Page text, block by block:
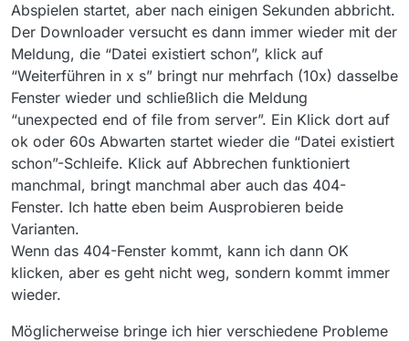
Abspielen startet, aber nach einigen Sekunden abbricht.
Der Downloader versucht es dann immer wieder mit der
Meldung, die “Datei existiert schon”, klick auf
“Weiterführen in x s” bringt nur mehrfach (10x) dasselbe
Fenster wieder und schließlich die Meldung
“unexpected end of file from server”. Ein Klick dort auf
ok oder 60s Abwarten startet wieder die “Datei existiert
schon”-Schleife. Klick auf Abbrechen funktioniert
manchmal, bringt manchmal aber auch das 404-
Fenster. Ich hatte eben beim Ausprobieren beide
Varianten.
Wenn das 404-Fenster kommt, kann ich dann OK
klicken, aber es geht nicht weg, sondern kommt immer
wieder.
Möglicherweise bringe ich hier verschiedene Probleme